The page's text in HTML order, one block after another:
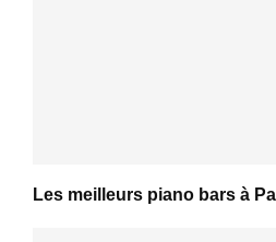
Les meilleurs piano bars à